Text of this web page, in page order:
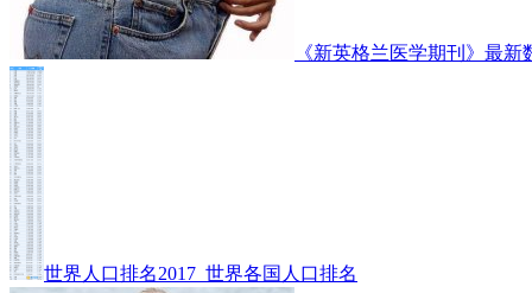
《新英格兰医学期刊》最
世界人口排名2017_世界各国人口排名